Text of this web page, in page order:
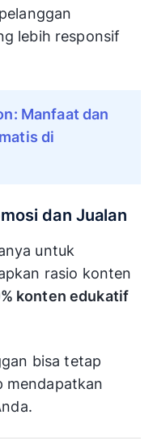
lebih responsif
Manfaat dan
di
dan Jualan
untuk
rasio konten
konten edukatif
bisa tetap
mendapatkan